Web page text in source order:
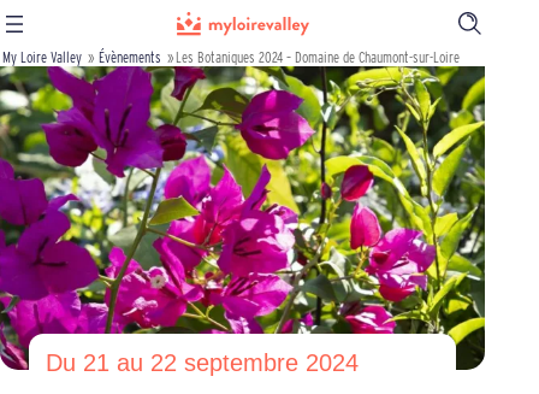
Ouvrir
barre
de
My Loire Valley » Évènements »Les Botaniques 2024 – Domaine de Chaumont-sur-Loire
Du 21 au 22 septembre 2024